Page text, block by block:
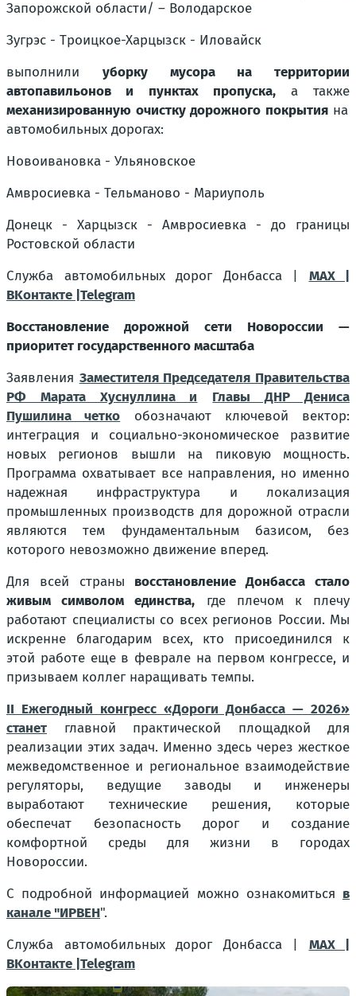
Запорожской области/ – Володарское
Зугрэс - Троицкое-Харцызск - Иловайск
выполнили уборку мусора на территории
автопавильонов и пунктах пропуска, а также
механизированную очистку дорожного покрытияна
автомобильных дорогах:
Новоивановка - Ульяновское
Амвросиевка - Тельманово - Мариуполь
Донецк - Харцызск - Амвросиевка - до границы
Ростовской области
Служба автомобильных дорог Донбасса | MAX |
BKонтакте |Telegram
Восстановление дорожной сети Новороссии —
приоритет государственного масштаба
Заявления Заместителя Председателя Правительства
РФ Марата Хуснуллина и
Главы ДНР Дениса
Пушилина четко обозначают ключевой вектор:
интеграция и социально-экономическое развитие
новых регионов вышли на пиковую мощность.
Программа охватывает все направления, но именно
надежная инфраструктура и локализация
промышленных производств для дорожной отрасли
являются тем фундаментальным базисом, без
которого невозможно движение вперед.
Для всей страны восстановление Донбасса стало
живым символом единства, где плечом к плечу
работают специалисты со всех регионов России. Мы
искренне благодарим всех, кто присоединился к
этой работе еще в феврале на первом конгрессе, и
призываем коллег наращивать темпы.
II Ежегодный конгресс «Дороги Донбасса — 2026»
станет главной практической площадкой для
реализации этих задач. Именно здесь через жесткое
межведомственное и региональное взаимодействие
регуляторы, ведущие заводы и инженеры
выработают технические решения, которые
обеспечат безопасность дорог и создание
комфортной среды для жизни в городах
Новороссии.
С подробной информацией можно ознакомиться в
канале "ИРВЕН".
Служба автомобильных дорог Донбасса | MAX |
BKонтакте |Telegram